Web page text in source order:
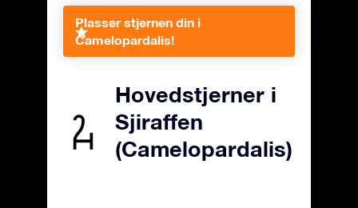
Plasser stjernen din i
Camelopardalis!
Hovedstjerner i
Sjiraffen
(Camelopardalis)